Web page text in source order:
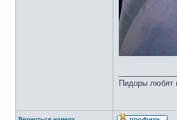
Пидоры любят